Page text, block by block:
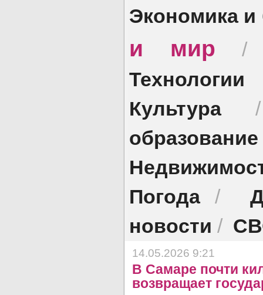
Экономика и
и мир
Технологии
Культура
образование
Погода/
новости /
14.05.2026 9:21
В Самаре почти
возвращает